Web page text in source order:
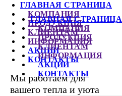
ГЛАВНАЯ СТРАНИЦА
КОМПАНИЯ
ПРОДУКЦИЯ
КЛИЕНТАМ
ИНФОРМАЦИЯ
АКЦИИ
КОНТАКТЫ
Мы работаем для
вашего тепла и уюта
ГЛАВНАЯ СТРАНИЦА
КОМПАНИЯ
ПРОДУКЦИЯ
КЛИЕНТАМ
ИНФОРМАЦИЯ
АКЦИИ
КОНТАКТЫ